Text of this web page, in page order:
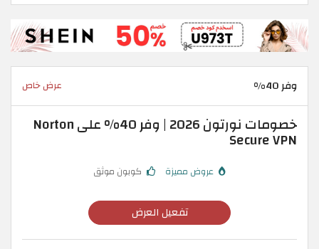
وفر 40% عرض خاص
خصومات نورتون 2026 | وفر 40% على Norton
Secure VPN
عروض مميزة كوبون موثق
تفعيل العرض